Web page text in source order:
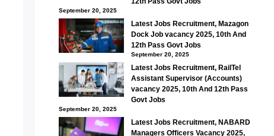
September 20, 2025
Latest Jobs Recruitment, Mazagon
Dock Job vacancy 2025, 10th And
12th Pass Govt Jobs
September 20, 2025
Latest Jobs Recruitment, RailTel
Assistant Supervisor (Accounts)
vacancy 2025, 10th And 12th Pass
Govt Jobs
September 20, 2025
Latest Jobs Recruitment, NABARD
Managers Officers Vacancy 2025,